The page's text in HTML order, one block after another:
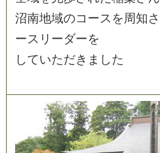
沼南地域のコ ース を周知さ
ース リ ーダーを
していただき ま した